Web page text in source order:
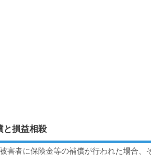
と損益相殺
害者に保険金等の補償が行われた場合、